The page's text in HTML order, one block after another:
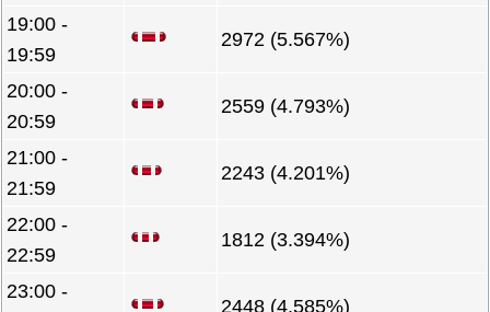
19:00 -
19:59
2972 (5.567%)
20:00 -
20:59
2559 (4.793%)
21:00 -
21:59
2243 (4.201%)
22:00 -
22:59
1812 (3.394%)
23:00 -
2448 (4.585%)